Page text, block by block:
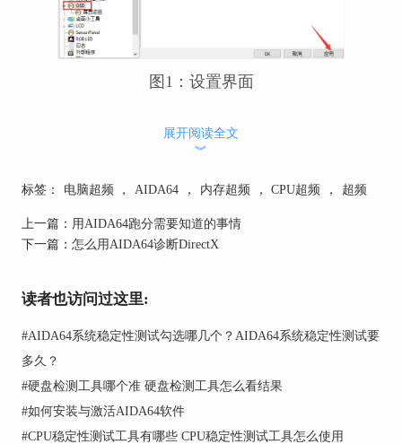
图1：设置界面
方法二，右键单击桌面状态栏的AIDA64图标，点
击“使用屏显面板显示”，将在桌面上显示电脑各数
图2：右键单击屏显面板
展开阅读全文
︾
标签： 电脑超频 ， AIDA64 ， 内存超频 ， CPU超频 ， 超频
上一篇： 用AIDA64跑分需要知道的事情
下一篇： 怎么用AIDA64诊断DirectX
读者也访问过这里:
#AIDA64系统稳定性测试勾选哪几个？AIDA64系统稳定性测试要
多久？
#硬盘检测工具哪个准 硬盘检测工具怎么看结果
#如何安装与激活AIDA64软件
#CPU稳定性测试工具有哪些 CPU稳定性测试工具怎么使用